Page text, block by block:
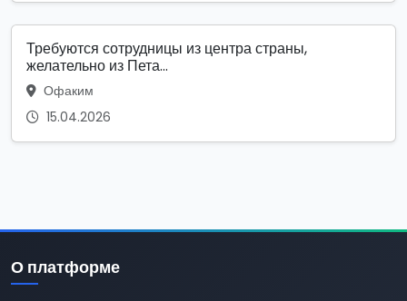
Требуются сотрудницы из центра страны,
желательно из Пета...
Офаким
15.04.2026
О платформе